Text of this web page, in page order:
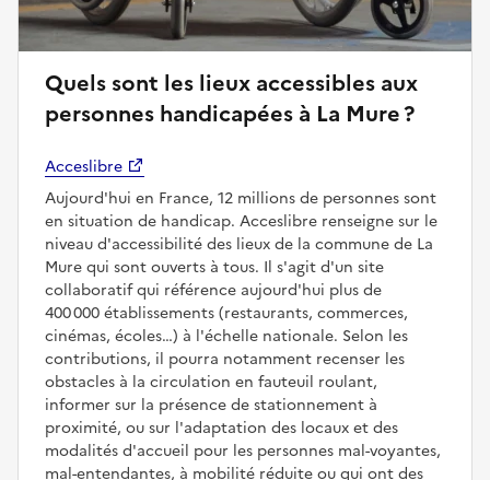
Quels sont les lieux accessibles aux
personnes handicapées à La Mure ?
Acceslibre
Aujourd'hui en France, 12 millions de personnes sont
en situation de handicap. Acceslibre renseigne sur le
niveau d'accessibilité des lieux de la commune de La
Mure qui sont ouverts à tous. Il s'agit d'un site
collaboratif qui référence aujourd'hui plus de
400 000 établissements (restaurants, commerces,
cinémas, écoles…) à l'échelle nationale. Selon les
contributions, il pourra notamment recenser les
obstacles à la circulation en fauteuil roulant,
informer sur la présence de stationnement à
proximité, ou sur l'adaptation des locaux et des
modalités d'accueil pour les personnes mal-voyantes,
mal-entendantes, à mobilité réduite ou qui ont des